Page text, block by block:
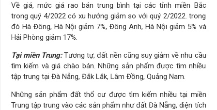
Về giá, mức giá rao bán trung bình tại các tỉnh miền Bắc
trong quý 4/2022 có xu hướng giảm so với quý 2/2022. trong
đó Hà Đông, Hà Nội giảm 7%, Đông Anh, Hà Nội giảm 5% và
Hải Phòng giảm 17%.
Tại miền Trung:Tương tự, đất nền cũng suy giảm về nhu cầu
tìm kiếm và giá chào bán. Những sản phẩm được tìm nhiều
tập trung tại Đà Nẵng, Đắk Lắk, Lâm Đồng, Quảng Nam.
Những sản phẩm đất thổ cư được tìm kiếm nhiều tại miền
Trung tập trung vào các sản phẩm như đất Đà Nẵng, diện tích